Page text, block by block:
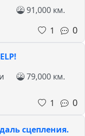
91,000 км.
1
0
79,000 км.
1 0
сцепления.